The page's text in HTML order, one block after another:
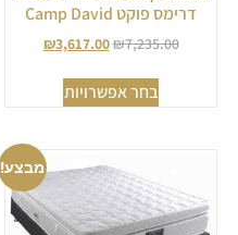
דרימס פוקט Camp David
₪7,235.00
₪3,617.00
בחר אפשרויות
מבצע!